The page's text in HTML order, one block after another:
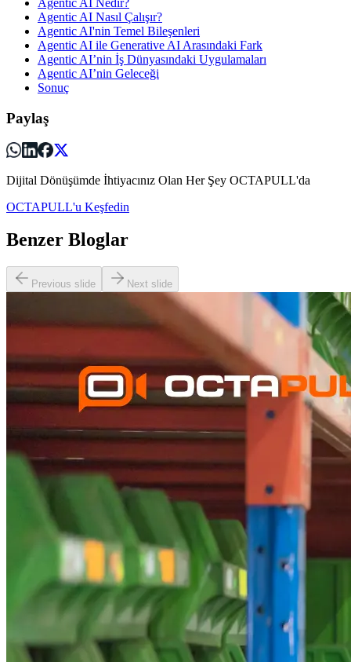
Agentic AI Nedir?
Agentic AI Nasıl Çalışır?
Agentic AI'nin Temel Bileşenleri
Agentic AI ile Generative AI Arasındaki Fark
Agentic AI’nin İş Dünyasındaki Uygulamaları
Agentic AI’nin Geleceği
Sonuç
Paylaş
Dijital Dönüşümde İhtiyacınız Olan Her Şey OCTAPULL'da
OCTAPULL'u Keşfedin
Benzer Bloglar
Previous slide Next slide